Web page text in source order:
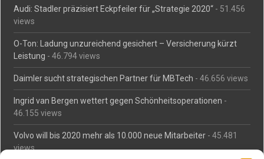
Audi: Stadler präzisiert Eckpfeiler für „Strategie 2020“ - 51.456
views
O-Ton: Ladung unzureichend gesichert – Versicherung kürzt
Leistung - 46.794 views
Daimler sucht strategischen Partner für MBTech - 46.656 views
Ingrid van Bergen wettert gegen Schönheitsoperationen -
46.155 views
Volvo will bis 2020 mehr als 10.000 neue Mitarbeiter - 45.481
views